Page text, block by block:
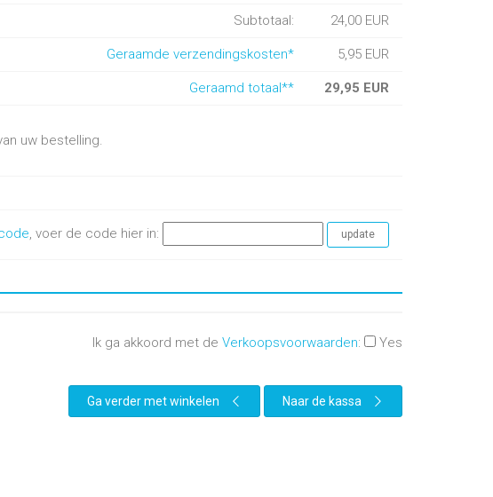
Subtotaal: 24,00 EUR
Geraamde verzendingskosten* 5,95 EUR
Geraamd totaal** 29,95 EUR
uw bestelling.
, voer de code hier in:
Ik ga akkoord met de Verkoopsvoorwaarden: Yes
Ga verder met winkelen Naar de kassa